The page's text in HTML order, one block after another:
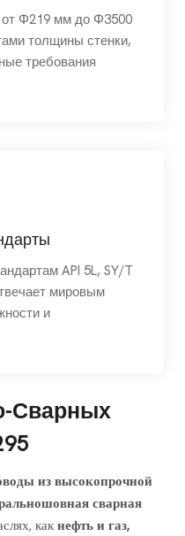
Φ219 мм до Φ3500
толщины стенки,
требования
API 5L, SY/T
мировым
и
Сварных
из высокопрочной
сварная
какнефть и газ,